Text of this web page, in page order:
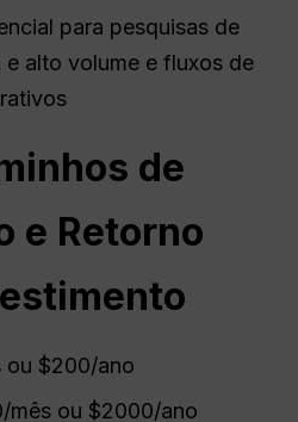
para pesquisas de
e alto volume e fluxos de
de
e Retorno
ou $200/ano
mês ou $2000/ano